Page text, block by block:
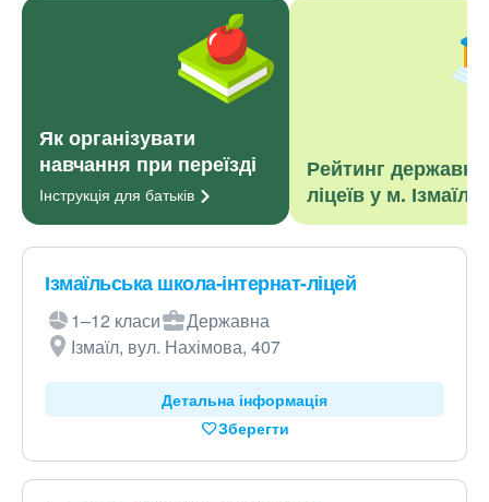
Як організувати
навчання при переїзді
Інструкція для батьків
Рейтинг
ліцеїв у м. Ізмаїл
Ізмаїльська школа-інтернат-ліцей
1–12 класи
Державна
Ізмаїл, вул. Нахімова, 407
Детальна інформація
Зберегти